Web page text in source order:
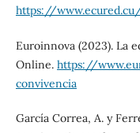
https://
Euroinnova (2023). La
Online. https://
convivencia
García Correa, A. y